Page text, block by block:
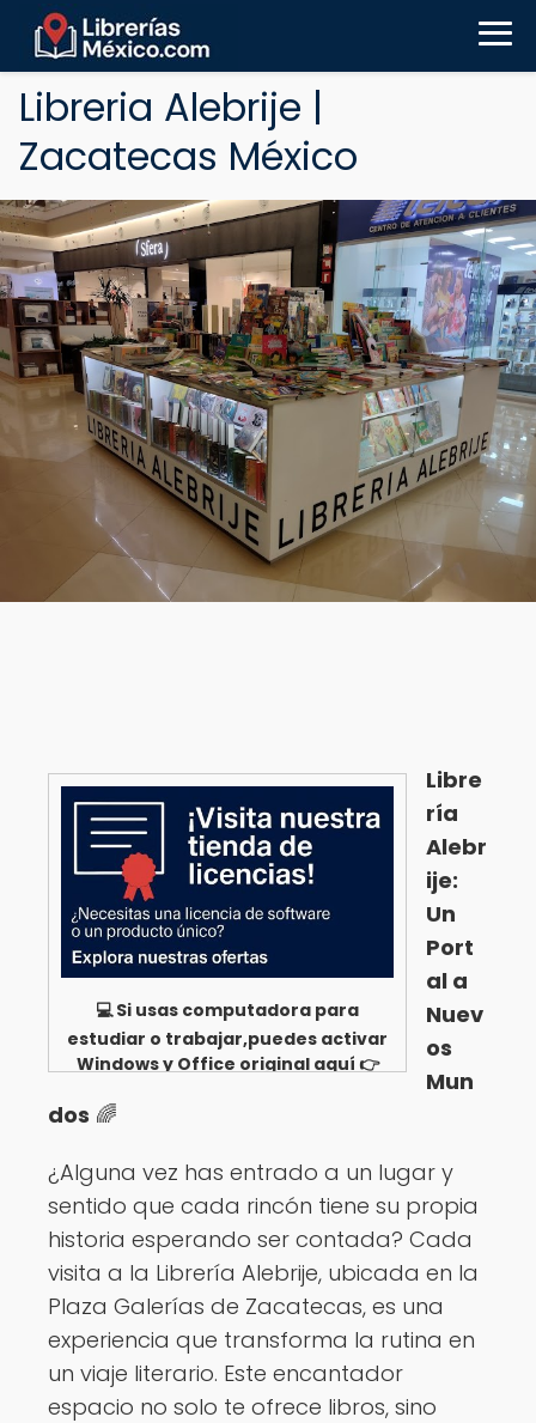
Libreria Alebrije |
Zacatecas México
💻 Si usas computadora para
estudiar o trabajar,puedes activar
Windows y Office original aquí 👉
Libre
ría
Alebr
ije:
Un
Port
al a
Nuev
os
Mun
dos 🌈
¿Alguna vez has entrado a un lugar y
sentido que cada rincón tiene su propia
historia esperando ser contada? Cada
visita a la Librería Alebrije, ubicada en la
Plaza Galerías de Zacatecas, es una
experiencia que transforma la rutina en
un viaje literario. Este encantador
espacio no solo te ofrece libros, sino